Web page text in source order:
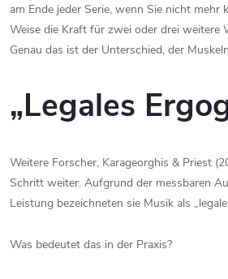
am Ende jeder Serie, wenn Sie nicht mehr
Weise die Kraft für zwei oder drei weitere
Genau das ist der Unterschied, der
„Legales
Weitere Forscher, Karageorghis & Priest
Schritt weiter. Aufgrund der messbaren
Leistung bezeichneten sie Musik als
Was bedeutet das in der Praxis?